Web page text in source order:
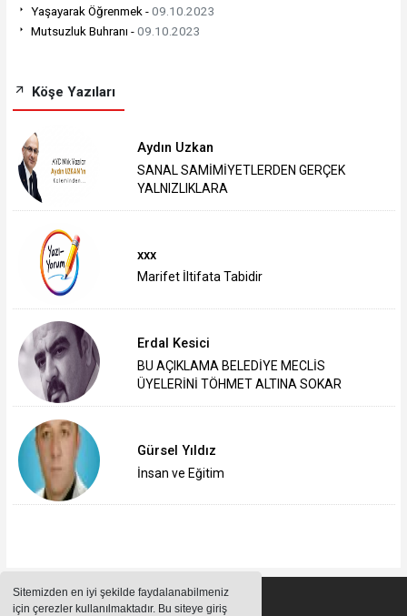
Sitemizden en iyi şekilde faydalanabilmeniz
için çerezler kullanılmaktadır. Bu siteye giriş
Yaşayarak Öğrenmek -09.10.2023
Mutsuzluk Buhranı -09.10.2023
Köşe Yazıları
Aydın Uzkan
SANAL SAMİMİYETLERDEN GERÇEK
YALNIZLIKLARA
xxx
Marifet İltifata Tabidir
Erdal Kesici
BU AÇIKLAMA BELEDİYE MECLİS
ÜYELERİNİ TÖHMET ALTINA SOKAR
Gürsel Yıldız
İnsan ve Eğitim